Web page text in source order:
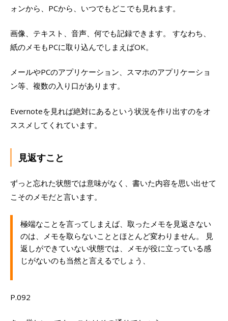
ォンから、PCから、いつでもどこでも見れます。
画像、テキスト、音声、何でも記録できます。 すなわち、
紙のメモもPCに取り込んでしまえばOK。
メールやPCのアプリケーション、スマホのアプリケーショ
ン等、複数の入り口があります。
Evernoteを見れば絶対にあるという状況を作り出すのをオ
ススメしてくれています。
見返すこと
ずっと忘れた状態では意味がなく、書いた内容を思い出せて
こそのメモだと言います。
極端なことを言ってしまえば、取ったメモを見返さない
のは、メモを取らないこととほとんど変わりません。 見
返しができていない状態では、メモが役に立っている感
じがないのも当然と言えるでしょう、
P.092